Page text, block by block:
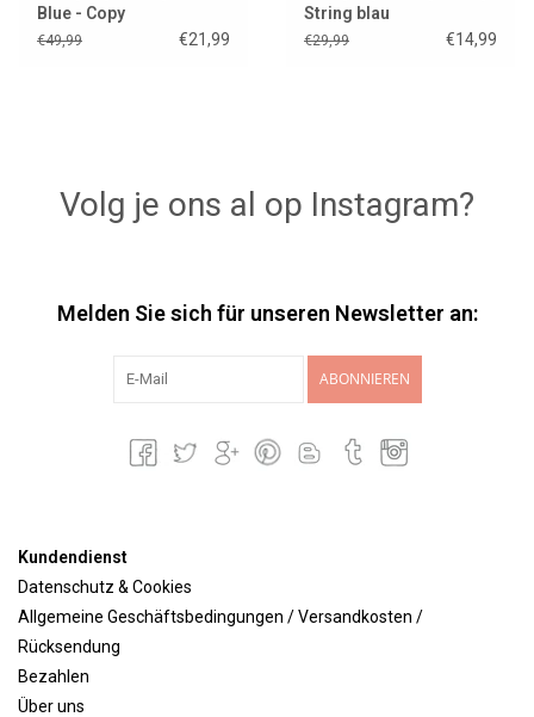
Blue - Copy
€49,99 €21,99
String blau
€29,99 €14,99
Volg je ons al op Instagram?
Melden Sie sich für unseren Newsletter an:
ABONNIEREN
Kundendienst
Datenschutz & Cookies
Allgemeine Geschäftsbedingungen / Versandkosten /
Rücksendung
Bezahlen
Über uns